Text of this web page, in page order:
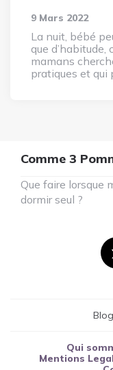
9 Mars 2022
La nuit, bébé
que d’habitude,
mamans
pratiques et
Comme 3
Que faire lorsque
dormir seul ?
Qui
Mentions